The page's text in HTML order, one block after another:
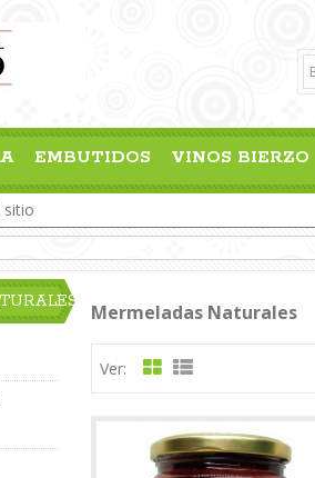
EMBUTIDOS VINOS BIERZO
sitio
Mermeladas Naturales
Ver: